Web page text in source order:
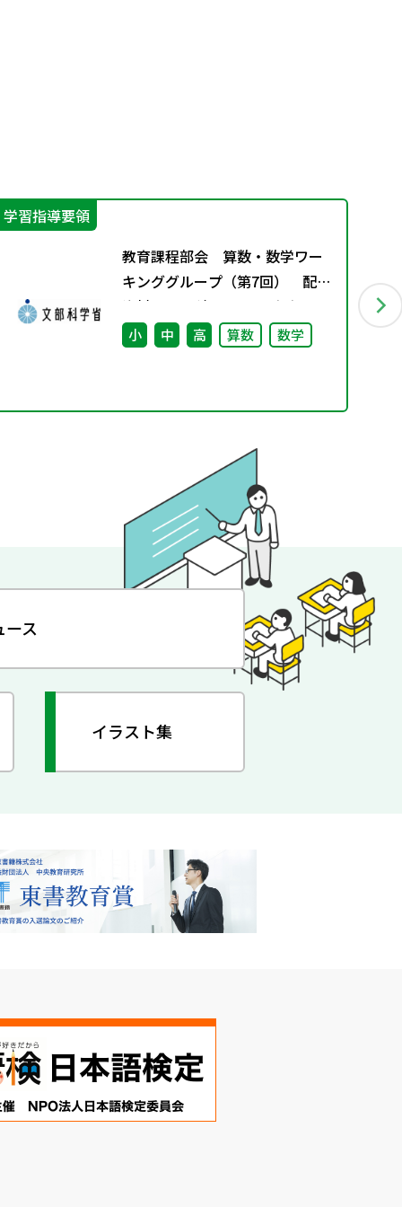
学習指導要領
教育課程部会 算数・数学ワー
キンググループ（第7回） 配付
資料 ※理科ワーキンググルー
プ（第6回）と合同開催
小 中 高 算数 数学
ース
イラスト集